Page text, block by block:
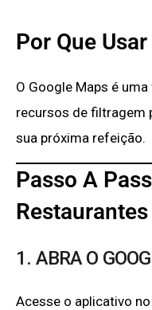
Por Que
O Google Maps é
recursos de filtragem
sua próxima refeição.​
Passo A
1. ABRA O
Acesse o aplicativo